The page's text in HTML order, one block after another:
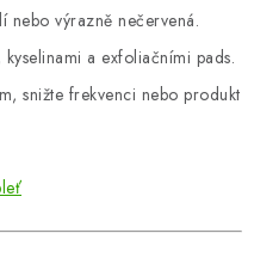
nebo výrazně nečervená.
a exfoliačními pads.
snižte frekvenci nebo produkt